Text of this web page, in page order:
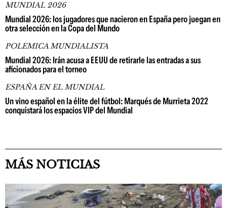
MUNDIAL 2026
Mundial 2026: los jugadores que nacieron en España pero juegan en
otra selección en la Copa del Mundo
POLEMICA MUNDIALISTA
Mundial 2026: Irán acusa a EEUU de retirarle las entradas a sus
aficionados para el torneo
ESPAÑA EN EL MUNDIAL
Un vino español en la élite del fútbol: Marqués de Murrieta 2022
conquistará los espacios VIP del Mundial
MÁS NOTICIAS